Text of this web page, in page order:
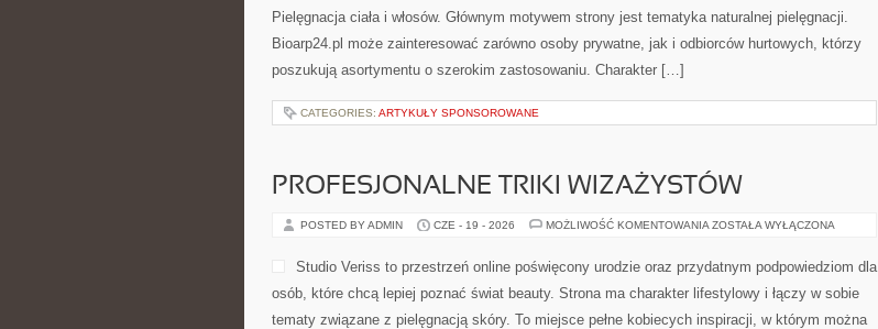
Pielęgnacja ciała i włosów. Głównym motywem strony jest tematyka naturalnej pielęgnacji.
Bioarp24.pl może zainteresować zarówno osoby prywatne, jak i odbiorców hurtowych, którzy
poszukują asortymentu o szerokim zastosowaniu. Charakter […]
CATEGORIES: ARTYKUŁY SPONSOROWANE
PROFESJONALNE TRIKI WIZAŻYSTÓW
POSTED BY ADMIN CZE - 19 - 2026 MOŻLIWOŚĆ KOMENTOWANIA PROFESJONALNE
ZOSTAŁA WYŁĄCZONA
Studio Veriss to przestrzeń online poświęcony urodzie oraz przydatnym podpowiedziom dla
osób, które chcą lepiej poznać świat beauty. Strona ma charakter lifestylowy i łączy w sobie
tematy związane z pielęgnacją skóry. To miejsce pełne kobiecych inspiracji, w którym można